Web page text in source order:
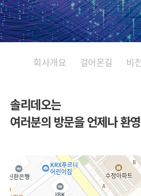
회사개요 걸어온길 비전
솔리데오는
여러분의 방문을 언제나 환